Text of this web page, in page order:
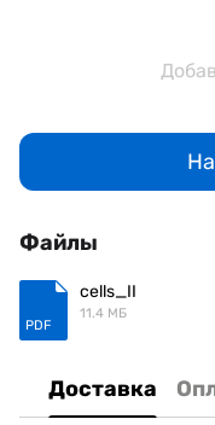
Файлы
PDF
cells_II
11.4 МБ
Доставка